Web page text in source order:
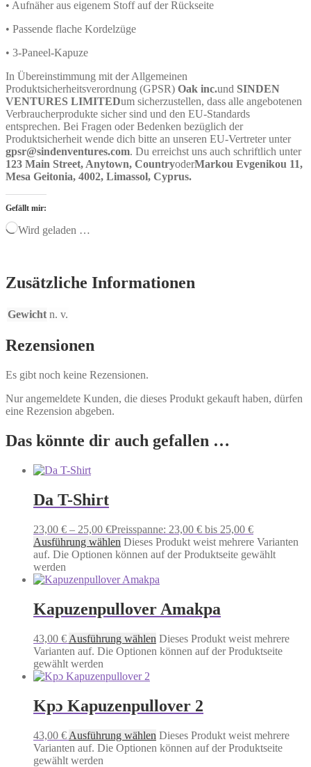
• Aufnäher aus eigenem Stoff auf der Rückseite
• Passende flache Kordelzüge
• 3-Paneel-Kapuze
In Übereinstimmung mit der Allgemeinen
Produktsicherheitsverordnung (GPSR) Oak inc.und SINDEN
VENTURES LIMITEDum sicherzustellen, dass alle angebotenen
Verbraucherprodukte sicher sind und den EU-Standards
entsprechen. Bei Fragen oder Bedenken bezüglich der
Produktsicherheit wende dich bitte an unseren EU-Vertreter unter
gpsr@sindenventures.com. Du erreichst uns auch schriftlich unter
123 Main Street, Anytown, CountryoderMarkou Evgenikou 11,
Mesa Geitonia, 4002, Limassol, Cyprus.
Gefällt mir:
Wird geladen …
Zusätzliche Informationen
Gewicht n. v.
Rezensionen
Es gibt noch keine Rezensionen.
Nur angemeldete Kunden, die dieses Produkt gekauft haben, dürfen
eine Rezension abgeben.
Das könnte dir auch gefallen …
Da T-Shirt
23,00 € – 25,00 €Preisspanne: 23,00 € bis 25,00 €
Ausführung wählen Dieses Produkt weist mehrere Varianten
auf. Die Optionen können auf der Produktseite gewählt
werden
Kapuzenpullover Amakpa
43,00 € Ausführung wählen Dieses Produkt weist mehrere
Varianten auf. Die Optionen können auf der Produktseite
gewählt werden
Kpɔ Kapuzenpullover 2
43,00 € Ausführung wählen Dieses Produkt weist mehrere
Varianten auf. Die Optionen können auf der Produktseite
gewählt werden